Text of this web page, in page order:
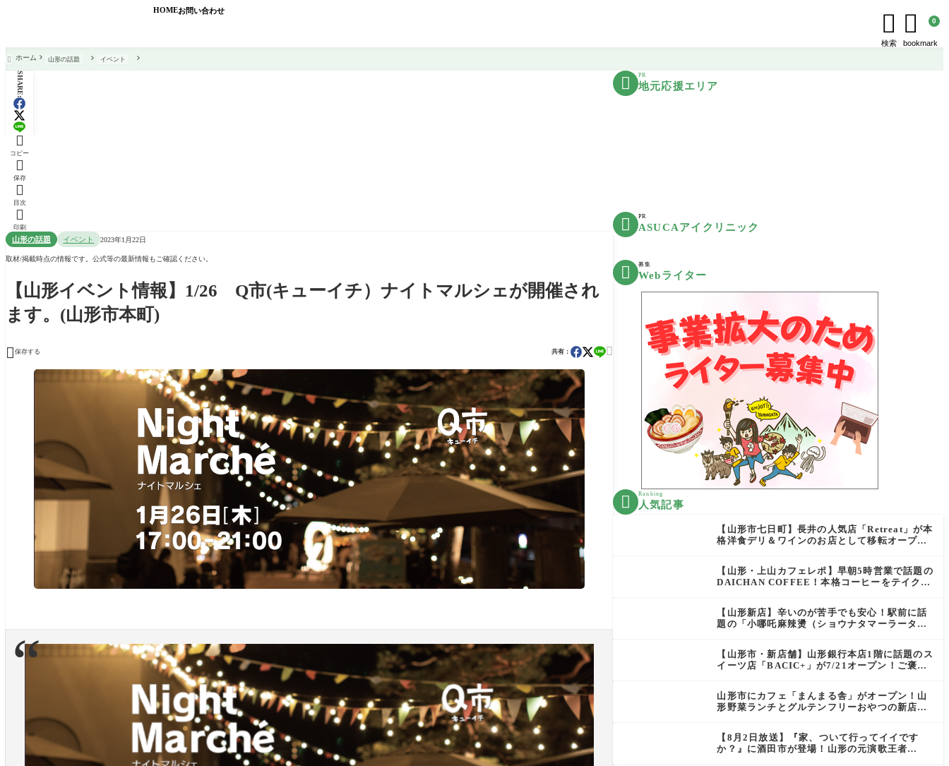
HOMEお問い合わせ 
検索
 0
bookmark
 ホーム 山形の話題 イベント
SHARE:

コピー

保存

目次

印刷
山形の話題 イベント 2023年1月22日
取材/掲載時点の情報です。公式等の最新情報もご確認ください。
【山形イベント情報】1/26 Q市(キューイチ）ナイトマルシェが開催され
ます。(山形市本町)
 保存する 共有： 
 PR
地元応援エリア
 PR
ASUCAアイクリニック
 募集
Webライター
 Ranking
人気記事
【山形市七日町】長井の人気店「Retreat」が本
格洋食デリ＆ワインのお店として移転オープン
【山形・上山カフェレポ】早朝5時営業で話題の
DAICHAN COFFEE！本格コーヒーをテイクア
【山形新店】辛いのが苦手でも安心！駅前に話
題の「小哪吒麻辣燙（ショウナタマーラータ
【山形市・新店舗】山形銀行本店1階に話題のス
イーツ店「BACIC+」が7/21オープン！ご褒美
山形市にカフェ「まんまる舎」がオープン！山
形野菜ランチとグルテンフリーおやつの新店情
【8月2日放送】『家、ついて行ってイイです
か？』に酒田市が登場！山形の元演歌王者